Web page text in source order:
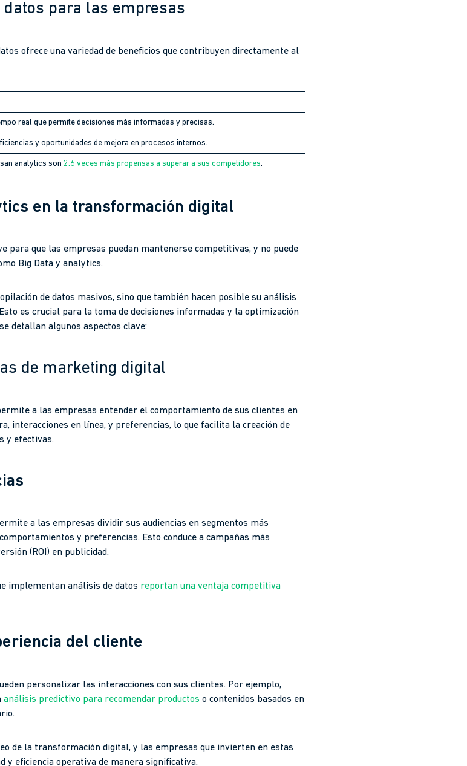
para las empresas
ofrece una variedad de beneficios que contribuyen directamente al
real que permite decisiones más informadas y precisas.
y oportunidades de mejora en procesos internos.
analytics son 2.6 veces más propensas a superar a sus competidores.
en la transformación digital
para que las empresas puedan mantenerse competitivas, y no puede
Big Data y analytics.
de datos masivos, sino que también hacen posible su análisis
es crucial para la toma de decisiones informadas y la optimización
detallan algunos aspectos clave:
de marketing digital
a las empresas entender el comportamiento de sus clientes en
interacciones en línea, y preferencias, lo que facilita la creación de
y efectivas.
a las empresas dividir sus audiencias en segmentos más
y preferencias. Esto conduce a campañas más
(ROI) en publicidad.
implementan análisis de datos reportan una ventaja competitiva
del cliente
personalizar las interacciones con sus clientes. Por ejemplo,
análisis predictivo para recomendar productos o contenidos basados en
de la transformación digital, y las empresas que invierten en estas
y eficiencia operativa de manera significativa.